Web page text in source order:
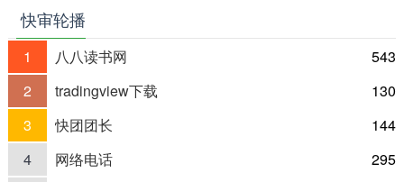
快审轮播
1 八八读书网
543
2
tradingview下载
130
3
快团团长
144
4
网络电话
295